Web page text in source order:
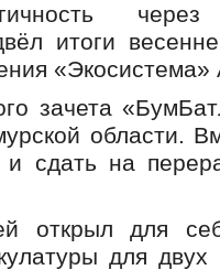
через
итоги
зачета
области.
сдать на
открыл для
для